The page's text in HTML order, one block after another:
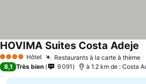
4 Étoiles Hôtel Restaurants à la carte à thème
HOVIMA Suites Costa Adeje
8,1 Très bien 9 091 à 1.2 km de : Costa